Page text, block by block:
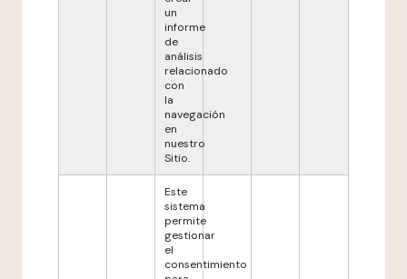
un
informe
de
análisis
relacionado
con
la
navegación
en
nuestro
Sitio.
Este
sistema
permite
gestionar
el
consentimiento